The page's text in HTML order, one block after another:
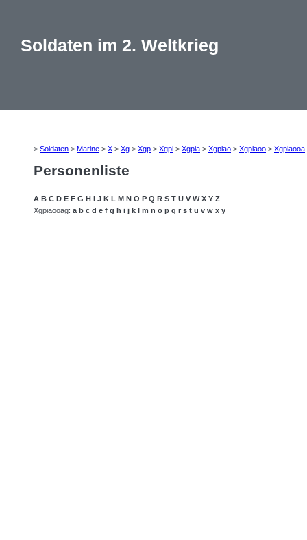
Soldaten im 2. Weltkrieg
> Soldaten > Marine > X > Xg > Xgp > Xgpi > Xgpia > Xgpiao > Xgpiaoo > Xgpiaooa
Personenliste
A B C D E F G H I J K L M N O P Q R S T U V W X Y Z
Xgpiaooag: a b c d e f g h i j k l m n o p q r s t u v w x y